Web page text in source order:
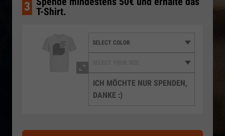
3 T-Shirt.
ICH MÖCHTE NUR SPENDEN,
DANKE :)